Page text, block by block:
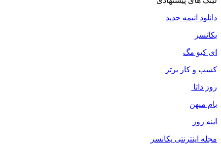
دانلود انیمه جدید
یکانسر
ای کیو مگ
کسب و کار برتر
روز داتا
بام میهن
اینه روز
مجله اینترنتی یکانسر